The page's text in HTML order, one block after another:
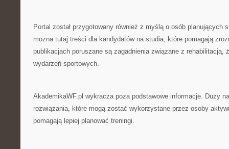
Portal został przygotowany również z myślą o osób planujących
można tutaj treści dla kandydatów na studia, które pomagają
publikacjach poruszane są zagadnienia związane z rehabilitacją,
wydarzeń sportowych.
AkademikaWF.pl wykracza poza podstawowe informacje. Duży
rozwiązania, które mogą zostać wykorzystane przez osoby
pomagają lepiej planować treningi.